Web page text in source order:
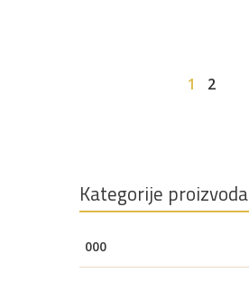
1 2
Kategorije proizvoda
000